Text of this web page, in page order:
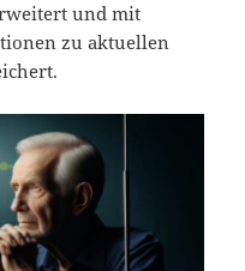
und mit
zu aktuellen